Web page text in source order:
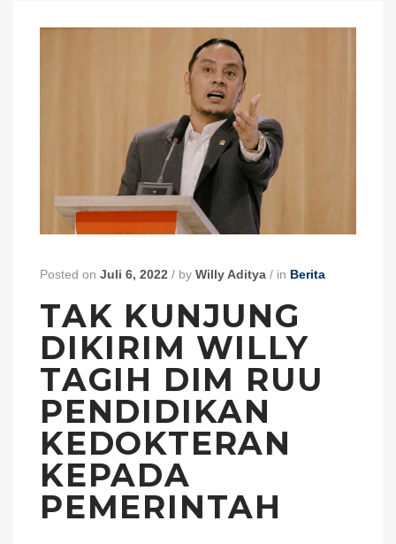
Posted on Juli 6, 2022 / by Willy Aditya / in Berita
TAK KUNJUNG
DIKIRIM WILLY
TAGIH DIM RUU
PENDIDIKAN
KEDOKTERAN
KEPADA
PEMERINTAH